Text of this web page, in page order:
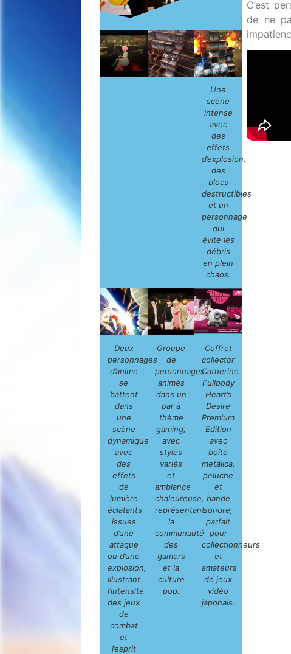
Une
scène
intense
avec
des
effets
d’explosion,
des
blocs
destructibles
et un
personnage
qui
évite les
débris
en plein
chaos.
Deux
personnages
d’anime
se
battent
dans
une
scène
dynamique
avec
des
effets
de
lumière
éclatants
issues
d’une
attaque
ou d’une
explosion,
illustrant
l’intensité
des jeux
de
combat
et
l’esprit
Groupe
de
personnages
animés
dans un
bar à
thème
gaming,
avec
styles
variés
et
ambiance
chaleureuse,
représentant
la
communauté
des
gamers
et la
culture
pop.
Coffret
collector
Catherine
Fullbody
Heart’s
Desire
Premium
Edition
avec
boîte
metálica,
peluche
et
bande
sonore,
parfait
pour
collectionneurs
et
amateurs
de jeux
vidéo
japonais.
C’est
de ne